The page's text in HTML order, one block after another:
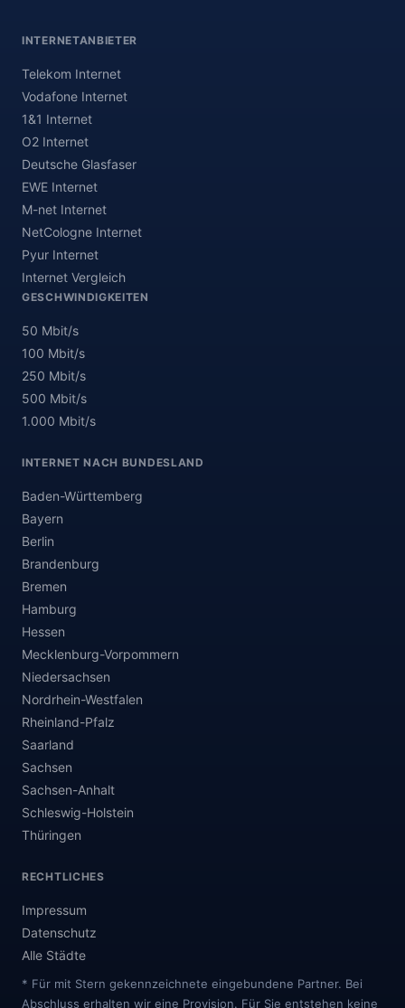
INTERNETANBIETER
Telekom Internet
Vodafone Internet
1&1 Internet
O2 Internet
Deutsche Glasfaser
EWE Internet
M-net Internet
NetCologne Internet
Pyur Internet
Internet Vergleich
GESCHWINDIGKEITEN
50 Mbit/s
100 Mbit/s
250 Mbit/s
500 Mbit/s
1.000 Mbit/s
INTERNET NACH BUNDESLAND
Baden-Württemberg
Bayern
Berlin
Brandenburg
Bremen
Hamburg
Hessen
Mecklenburg-Vorpommern
Niedersachsen
Nordrhein-Westfalen
Rheinland-Pfalz
Saarland
Sachsen
Sachsen-Anhalt
Schleswig-Holstein
Thüringen
RECHTLICHES
Impressum
Datenschutz
Alle Städte
* Für mit Stern gekennzeichnete eingebundene Partner. Bei
Abschluss erhalten wir eine Provision. Für Sie entstehen keine